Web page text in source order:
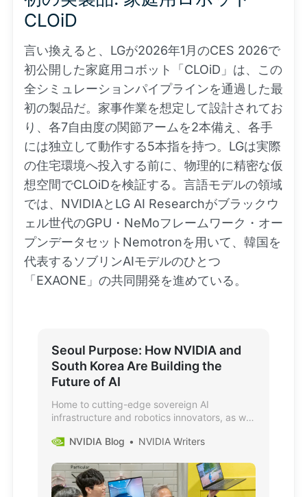
CLOiD
言い換えると、LGが2026年1月のCES 2026で
初公開した家庭用コボット「CLOiD」は、この
全シミュレーションパイプラインを通過した最
初の製品だ。家事作業を想定して設計されてお
り、各7自由度の関節アームを2本備え、各手
には独立して動作する5本指を持つ。LGは実際
の住宅環境へ投入する前に、物理的に精密な仮
想空間でCLOiDを検証する。言語モデルの領域
では、NVIDIAとLG AI Researchがブラックウ
ェル世代のGPU・NeMoフレームワーク・オー
プンデータセットNemotronを用いて、韓国を
代表するソブリンAIモデルのひとつ
「EXAONE」の共同開発を進めている。
Seoul Purpose: How NVIDIA and
South Korea Are Building the
Future of AI
Home to cutting-edge sovereign AI
infrastructure and robotics innovators, as well
gaming communities, South Korea is one of
CEO Jensen Huang is in Seoul this week to
meet the partners and builders behind that
NVIDIA Blog NVIDIA Writers